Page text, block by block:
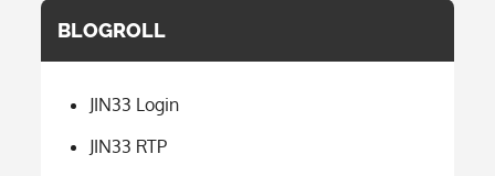
BLOGROLL
JIN33 Login
JIN33 RTP